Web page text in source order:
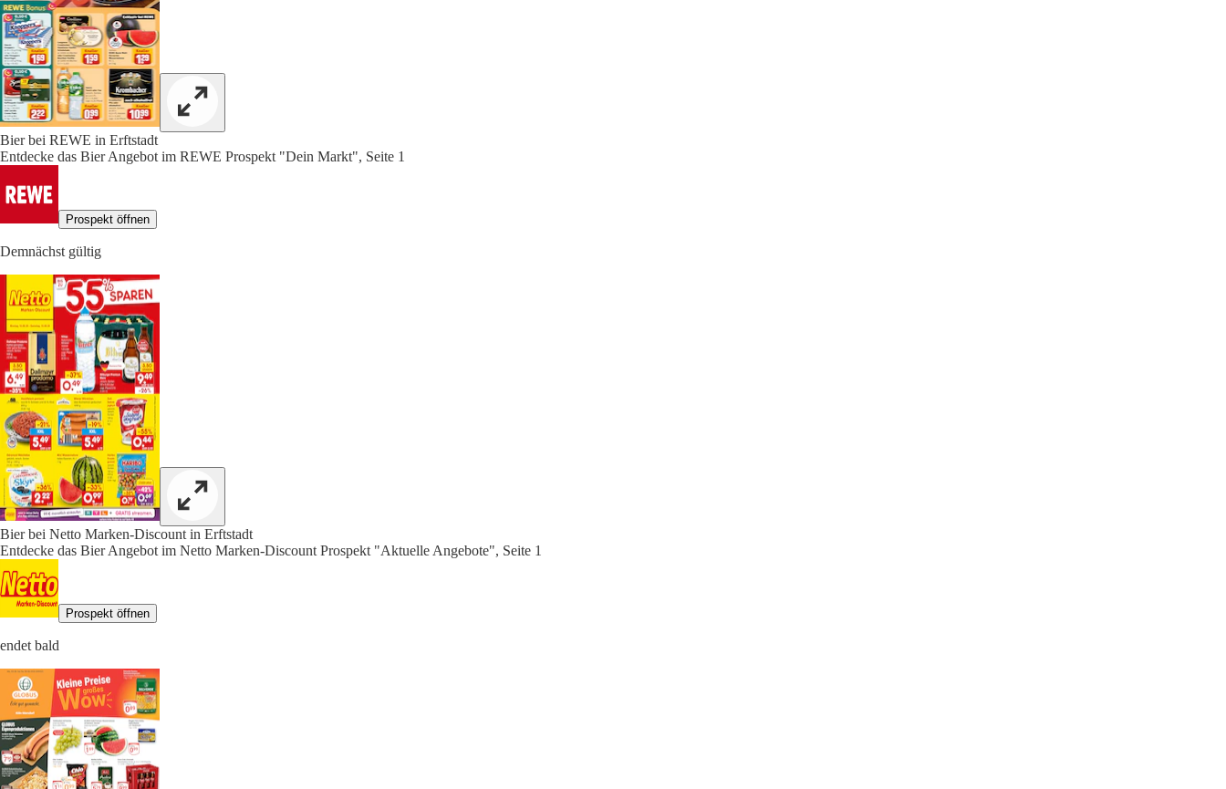
Bier bei REWE in Erftstadt
Entdecke das Bier Angebot im REWE Prospekt "Dein Markt", Seite 1
Prospekt öffnen
Demnächst gültig
Bier bei Netto Marken-Discount in Erftstadt
Entdecke das Bier Angebot im Netto Marken-Discount Prospekt "Aktuelle Angebote", Seite 1
Prospekt öffnen
endet bald